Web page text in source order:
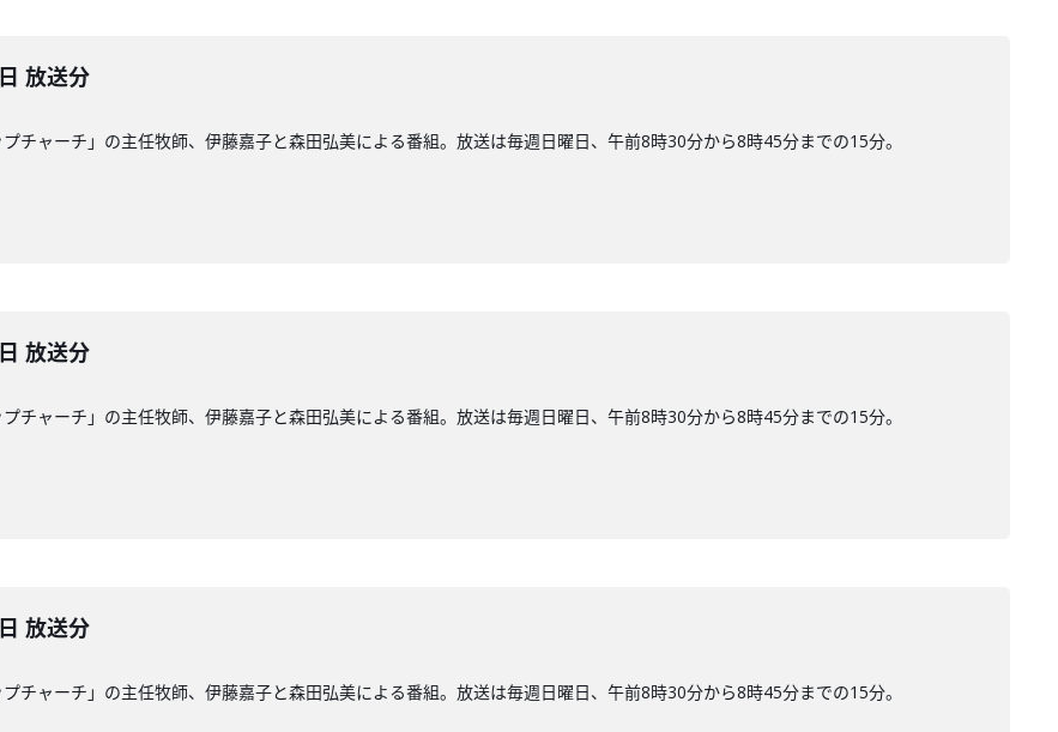
放送分
チャーチ」の主任牧師、伊藤嘉子と森田弘美による番組。放送は毎週日曜日、午前8時30分から8時45分までの15分。
放送分
チャーチ」の主任牧師、伊藤嘉子と森田弘美による番組。放送は毎週日曜日、午前8時30分から8時45分までの15分。
放送分
チャーチ」の主任牧師、伊藤嘉子と森田弘美による番組。放送は毎週日曜日、午前8時30分から8時45分までの15分。